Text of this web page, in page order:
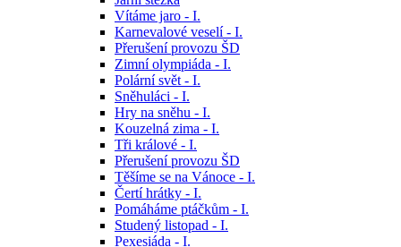
Vítáme jaro - I.
Karnevalové veselí - I.
Přerušení provozu ŠD
Zimní olympiáda - I.
Polární svět - I.
Sněhuláci - I.
Hry na sněhu - I.
Kouzelná zima - I.
Tři králové - I.
Přerušení provozu ŠD
Těšíme se na Vánoce - I.
Čertí hrátky - I.
Pomáháme ptáčkům - I.
Studený listopad - I.
Pexesiáda - I.